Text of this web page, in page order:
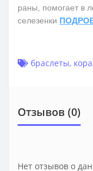
раны, помогает в
селезенки
браслеты,
Отзывов (0)
Нет отзывов о